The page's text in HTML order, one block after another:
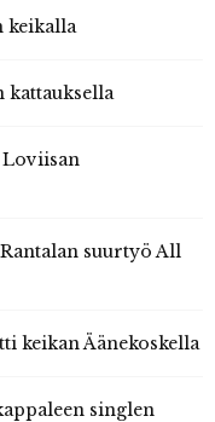
keikalla
kattauksella
Loviisan
suurtyö All
keikan Äänekoskella
singlen